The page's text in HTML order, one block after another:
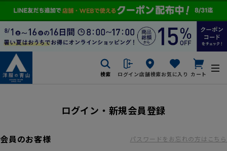
検索 ログイン店舗検索お気に入り カート
ログイン・新規会員登録
会員のお客様 パスワードをお忘れの方はこちら